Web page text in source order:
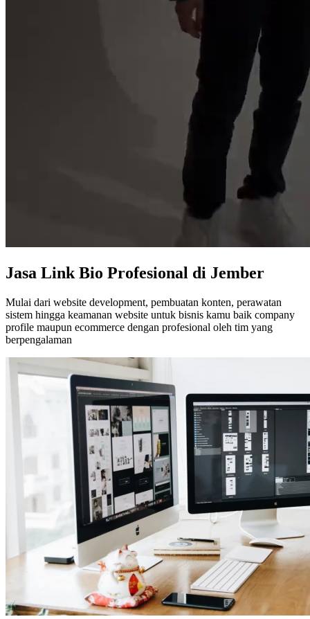
Jasa Link Bio Profesional di Jember
Mulai dari website development, pembuatan konten, perawatan
sistem hingga keamanan website untuk bisnis kamu baik company
profile maupun ecommerce dengan profesional oleh tim yang
berpengalaman